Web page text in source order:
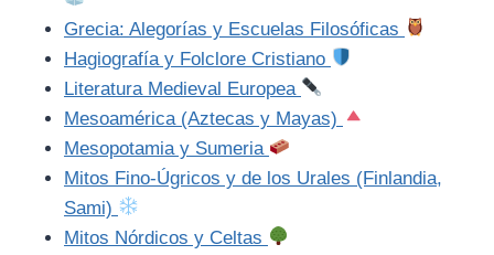
Grecia: Alegorías y Escuelas Filosóficas
Hagiografía y Folclore Cristiano
Literatura Medieval Europea
Mesoamérica (Aztecas y Mayas)
Mesopotamia y Sumeria
Mitos Fino-Úgricos y de los Urales (Finlandia,
Sami)
Mitos Nórdicos y Celtas